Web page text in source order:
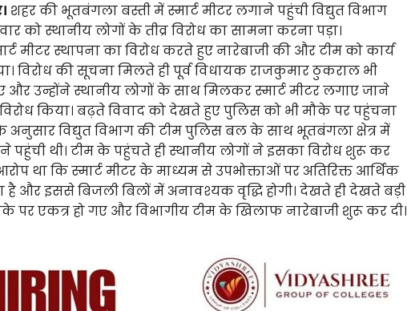
शहर की भूतबंगला बस्ती में स्मार्ट मीटर लगाने पहुंची विद्युत विभाग
को स्थानीय लोगों के तीव्र विरोध का सामना करना पड़ा।
मीटर स्थापना का विरोध करते हुए नारेबाजी की और टीम को कार्य
विरोध की सूचना मिलते ही पूर्व विधायक राजकुमार ठुकराल भी
उन्होंने स्थानीय लोगों के साथ मिलकर स्मार्ट मीटर लगाए जाने
किया। बढ़ते विवाद को देखते हुए पुलिस को भी मौके पर पहुंचना
अनुसार विद्युत विभाग की टीम पुलिस बल के साथ भूतबंगला क्षेत्र में
पहुंची थी। टीम के पहुंचते ही स्थानीय लोगों ने इसका विरोध शुरू कर
था कि स्मार्ट मीटर के माध्यम से उपभोक्ताओं पर अतिरिक्त आर्थिक
है और इससे बिजली बिलों में अनावश्यक वृद्धि होगी। देखते ही देखते बड़ी
पर एकत्र हो गए और विभागीय टीम के खिलाफ नारेबाजी शुरू कर दी।